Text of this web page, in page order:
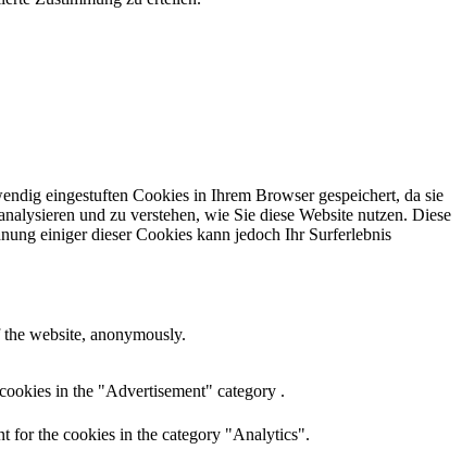
eingestuften Cookies in Ihrem Browser gespeichert, da sie
und zu verstehen, wie Sie diese Website nutzen. Diese
einiger dieser Cookies kann jedoch Ihr Surferlebnis
website, anonymously.
in the "Advertisement" category .
for the cookies in the category "Analytics".